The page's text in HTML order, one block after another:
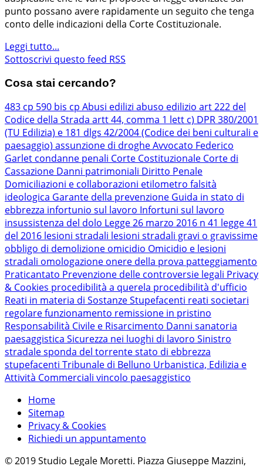
punto possano avere rapidamente un seguito che tenga
conto delle indicazioni della Corte Costituzionale.
Leggi tutto...
Sottoscrivi questo feed RSS
Cosa stai cercando?
483 cp 590 bis cp Abusi edilizi abuso edilizio art 222 del
Codice della Strada artt 44, comma 1 lett c) DPR 380/2001
(TU Edilizia) e 181 dlgs 42/2004 (Codice dei beni culturali e
paesaggio) assunzione di drogheAvvocato Federico
Garlet condanne penali Corte Costituzionale Corte di
Cassazione Danni patrimoniali Diritto Penale
Domiciliazioni e collaborazioni etilometro falsità
ideologica Garante della prevenzione Guida in stato di
ebbrezza infortunio sul lavoro Infortuni sul lavoro
insussistenza del dolo Legge 26 marzo 2016 n 41 legge 41
del 2016 lesioni stradali lesioni stradali gravi o gravissime
obbligo di demolizione omicidio Omicidio e lesioni
stradali omologazione onere della prova patteggiamento
Praticantato Prevenzione delle controversie legali Privacy
& Cookies procedibilità a querela procedibilità d'ufficio
Reati in materia di Sostanze Stupefacenti reati societari
regolare funzionamento remissione in pristino
Responsabilità Civile e Risarcimento Danni sanatoria
paesaggistica Sicurezza nei luoghi di lavoro Sinistro
stradalesponda del torrentestato di ebbrezza
stupefacenti Tribunale di Belluno Urbanistica, Edilizia e
Attività Commerciali vincolo paesaggistico
Home
Sitemap
Privacy & Cookies
Richiedi un appuntamento
© 2019 Studio Legale Moretti. Piazza Giuseppe Mazzini,